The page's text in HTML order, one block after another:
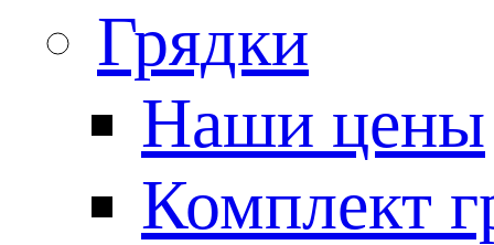
Грядки
Наши цены
Комплект